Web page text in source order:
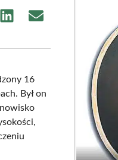
Share Share
16
Był on